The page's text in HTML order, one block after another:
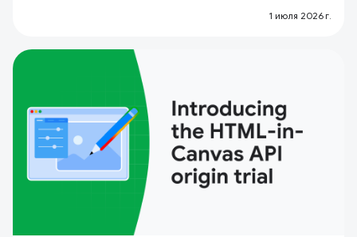
1 июля 2026 г.